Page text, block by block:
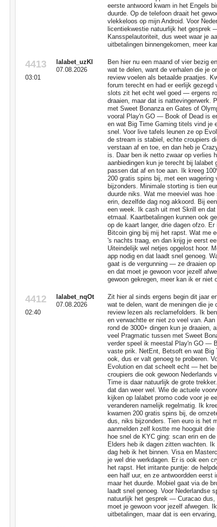
eerste antwoord kwam in het Engels
duurde. Op de telefoon draait het
vlekkeloos op mijn Android. Voor
licentiekwestie natuurlijk het gesprek
Kansspelautoriteit, dus weet waar je
uitbetalingen binnengekomen, meer
4413
lalabet_uzKl
07.08.2026
03:01
Ben hier nu een maand of vier bezig
wat te delen, want de verhalen die je
review voelen als betaalde praatjes.
forum terecht en had er eerlijk gezegd
slots zit het echt wel goed — ergens
draaien, maar dat is nattevingerwerk.
met Sweet Bonanza en Gates of
vooral Play'n GO — Book of Dead is
en wat Big Time Gaming titels vind je
snel. Voor live tafels leunen ze op
de stream is stabiel, echte croupiers
verstaan af en toe, en dan heb je
is. Daar ben ik netto zwaar op verlies
aanbiedingen kun je terecht bij
passen dat af en toe aan. Ik kreeg
200 gratis spins bij, met een
bijzonders. Minimale storting is tien
duurde niks. Wat me meeviel was
erin, dezelfde dag nog akkoord. Bij
een week. Ik cash uit met Skrill en
etmaal. Kaartbetalingen kunnen ook
op de kaart langer, drie dagen ofzo.
Bitcoin ging bij mij het rapst. Wat me
's nachts traag, en dan krijg je eerst
Uiteindelijk wel netjes opgelost hoor.
app nodig en dat laadt snel genoeg.
gaat is de vergunning — ze draaien
en dat moet je gewoon voor jezelf
gewoon gekregen, meer kan ik er niet
4412
lalabet_nqOt
07.08.2026
02:40
Zit hier al sinds ergens begin dit jaar
wat te delen, want de meningen die je
review lezen als reclamefolders. Ik
en verwachtte er niet zo veel van.
rond de 3000+ dingen kun je draaien,
veel Pragmatic tussen met Sweet
verder speel ik meestal Play'n GO —
vaste prik. NetEnt, Betsoft en wat Big
ook, dus er valt genoeg te proberen.
Evolution en dat scheelt echt — het
croupiers die ook gewoon Nederlands
Time is daar natuurlijk de grote
dat dan weer wel. Wie de actuele
kijken op lalabet promo code voor je
veranderen namelijk regelmatig. Ik
kwamen 200 gratis spins bij, de
dus, niks bijzonders. Tien euro is het
aanmelden zelf kostte me hooguit
hoe snel de KYC ging: scan erin en
Elders heb ik dagen zitten wachten.
dag heb ik het binnen. Visa en
je wel drie werkdagen. Er is ook een
het rapst. Het irritante puntje: de
een half uur, en ze antwoordden
maar het duurde. Mobiel gaat via de
laadt snel genoeg. Voor Nederlandse
natuurlijk het gesprek — Curacao
moet je gewoon voor jezelf afwegen.
uitbetalingen, maar dat is een